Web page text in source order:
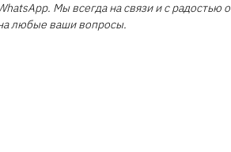
Мы всегда на связи и с радостью
любые ваши вопросы.